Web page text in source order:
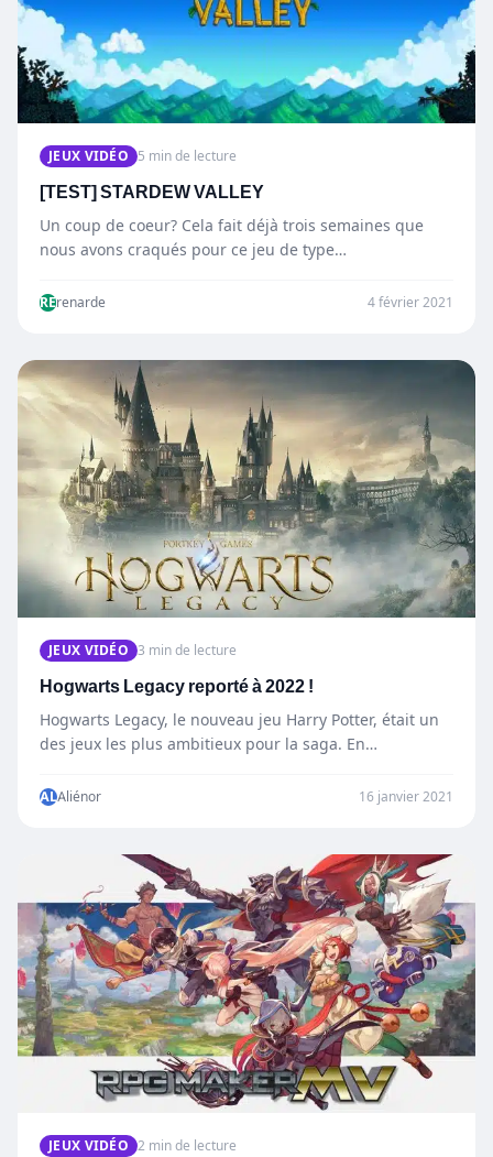
JEUX VIDÉO 5 min de lecture
[TEST] STARDEW VALLEY
Un coup de coeur? Cela fait déjà trois semaines que
nous avons craqués pour ce jeu de type…
RErenarde 4 février 2021
JEUX VIDÉO 3 min de lecture
Hogwarts Legacy reporté à 2022 !
Hogwarts Legacy, le nouveau jeu Harry Potter, était un
des jeux les plus ambitieux pour la saga. En…
ALAliénor 16 janvier 2021
JEUX VIDÉO 2 min de lecture